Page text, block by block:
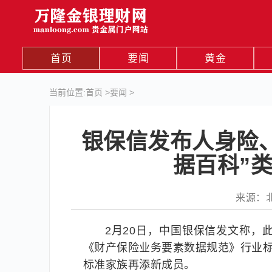
首页 要闻 黄金
当前位置:首页 >要闻 >
银保信发布人身险
据百科”
来源：
2月20日，中国银保信发文称，
《财产保险业务要素数据规范》行业
标准家族再添新成员。